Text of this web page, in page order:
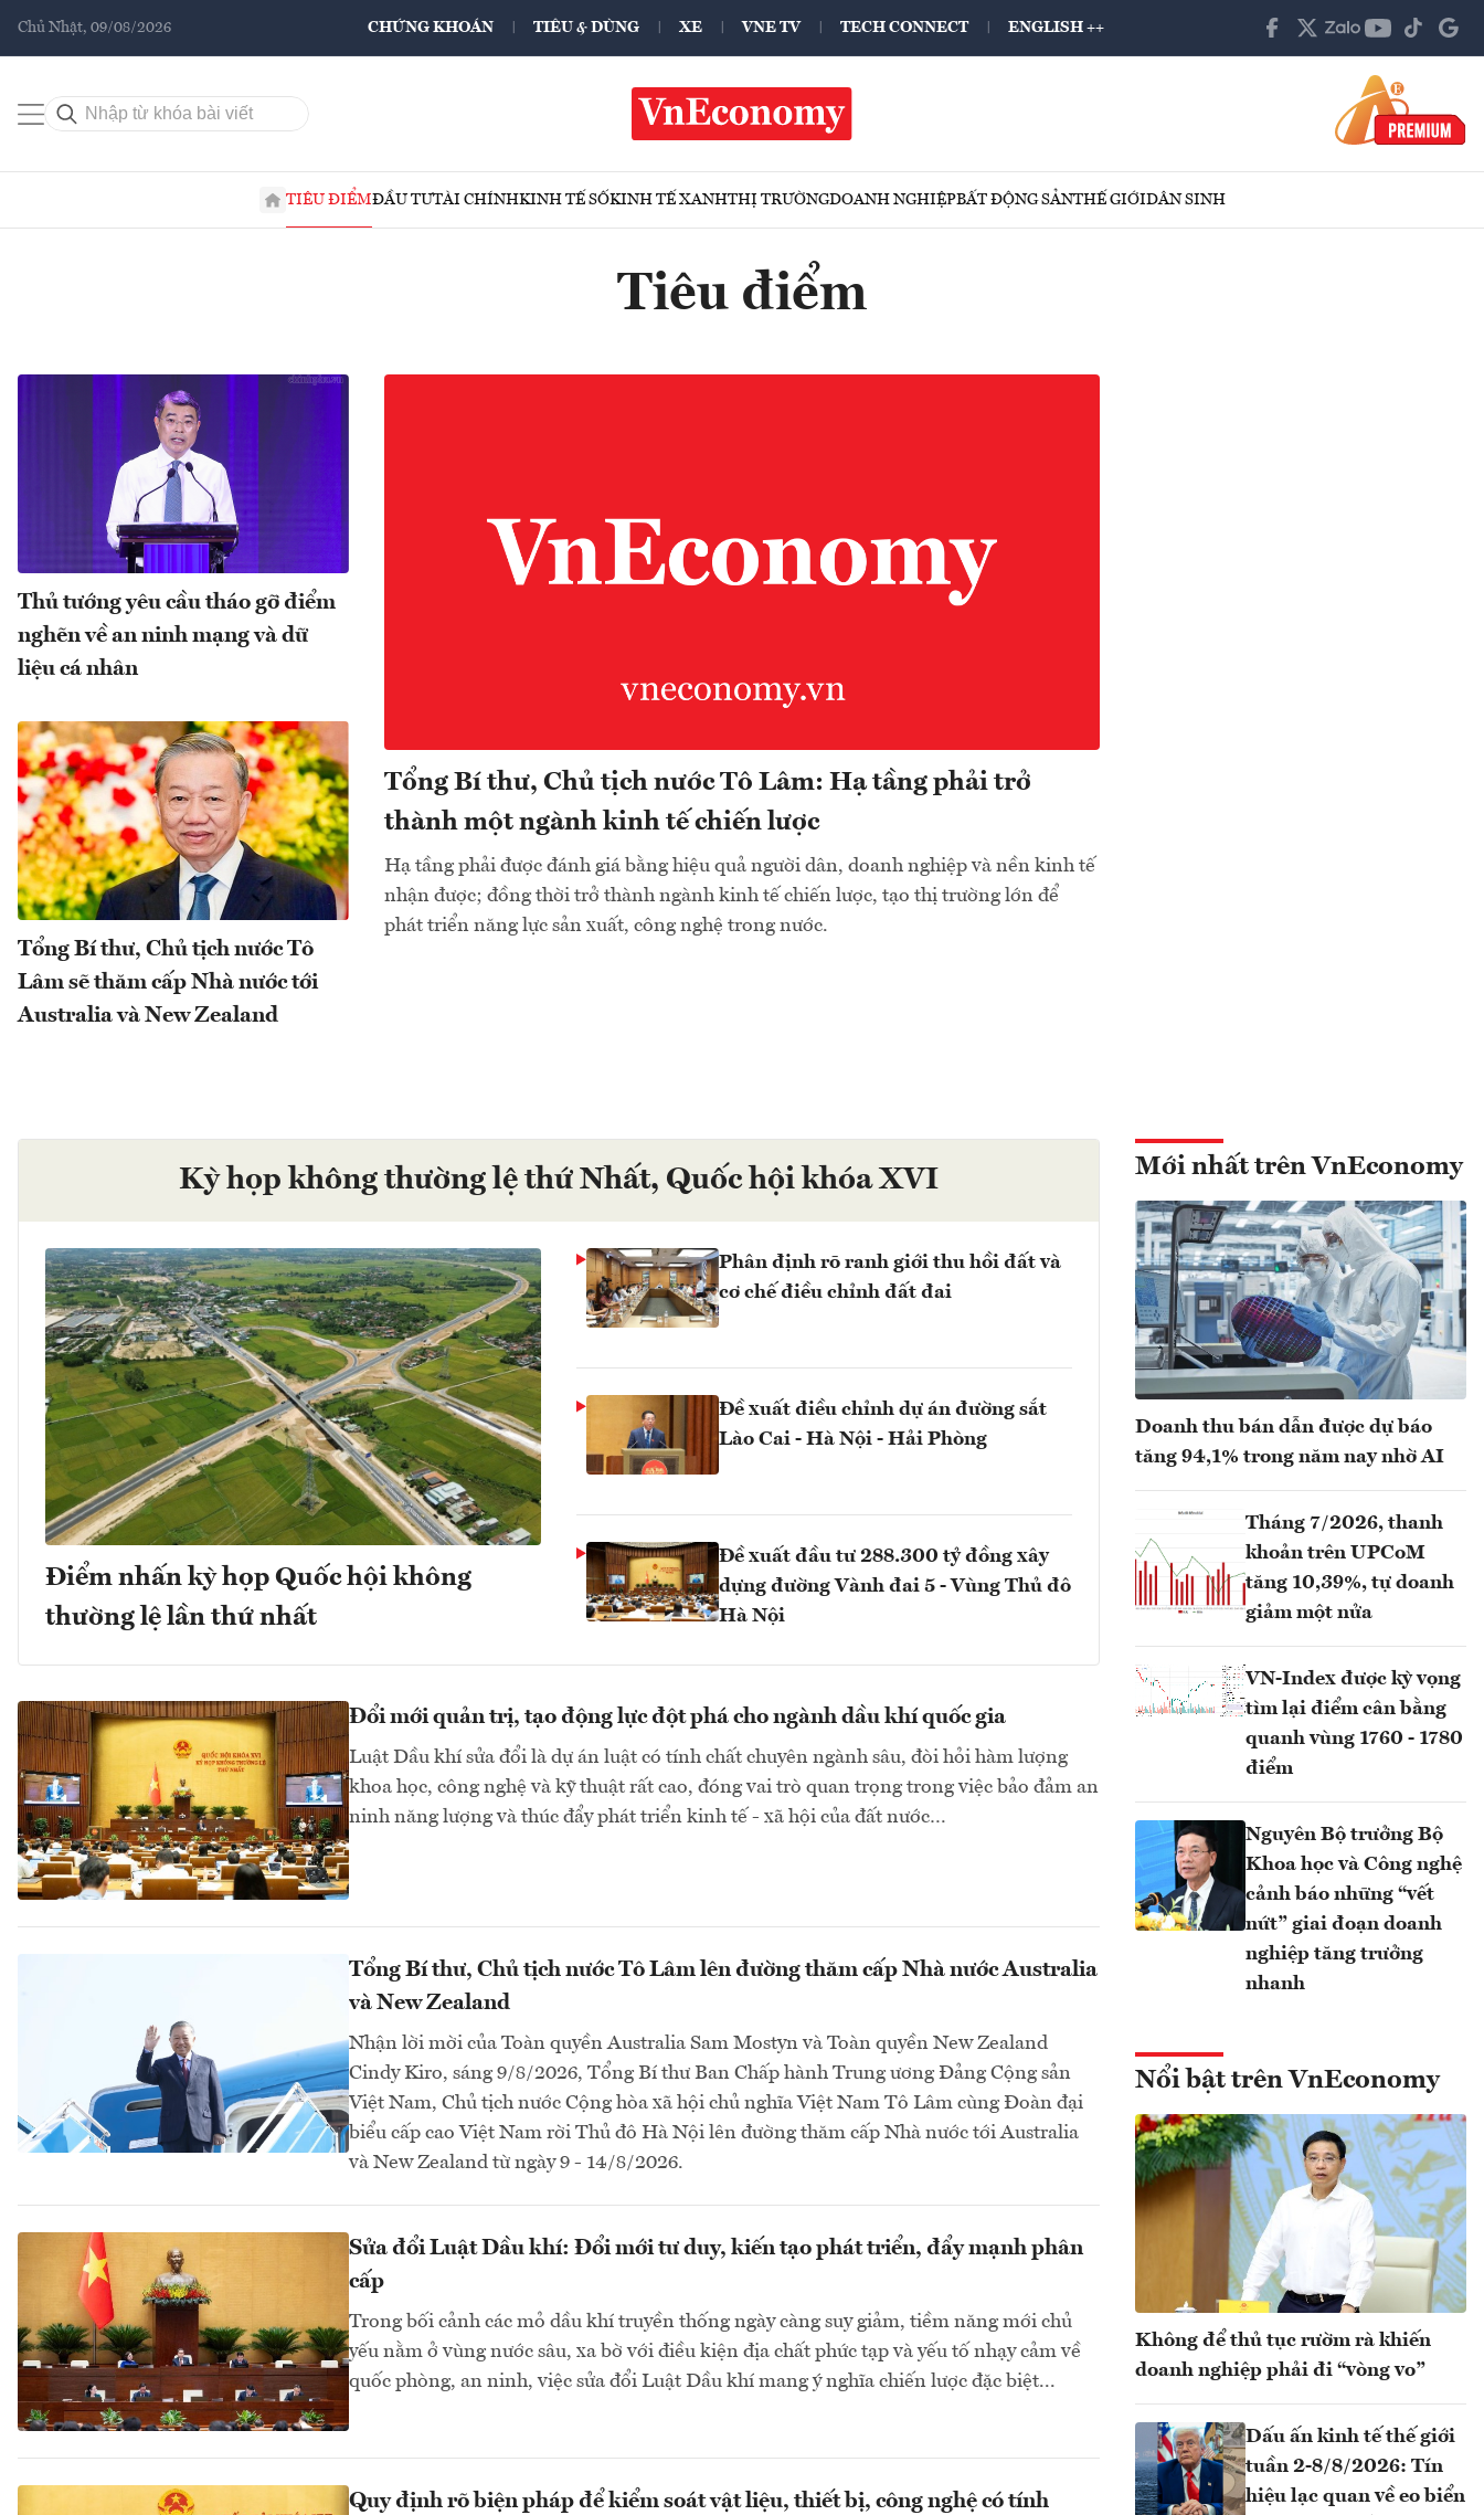
Chủ Nhật, 09/08/2026 CHỨNG KHOÁN TIÊU & DÙNG XE VNE TV TECH CONNECT ENGLISH ++
TIÊU ĐIỂMĐẦU TƯTÀI CHÍNHKINH TẾ SỐKINH TẾ XANHTHỊ TRƯỜNGDOANH NGHIỆPBẤT ĐỘNG SẢNTHẾ GIỚIDÂN SINH
Tiêu điểm
Tổng Bí thư, Chủ tịch nước Tô Lâm: Hạ tầng phải trở
thành một ngành kinh tế chiến lược
Hạ tầng phải được đánh giá bằng hiệu quả người dân, doanh nghiệp và nền kinh tế
nhận được; đồng thời trở thành ngành kinh tế chiến lược, tạo thị trường lớn để
phát triển năng lực sản xuất, công nghệ trong nước.
Thủ tướng yêu cầu tháo gỡ điểm
nghẽn về an ninh mạng và dữ
liệu cá nhân
Tổng Bí thư, Chủ tịch nước Tô
Lâm sẽ thăm cấp Nhà nước tới
Australia và New Zealand
Kỳ họp không thường lệ thứ Nhất, Quốc hội khóa XVI
Điểm nhấn kỳ họp Quốc hội không
thường lệ lần thứ nhất
Phân định rõ ranh giới thu hồi đất và
cơ chế điều chỉnh đất đai
Đề xuất điều chỉnh dự án đường sắt
Lào Cai - Hà Nội - Hải Phòng
Đề xuất đầu tư 288.300 tỷ đồng xây
dựng đường Vành đai 5 - Vùng Thủ đô
Hà Nội
Đổi mới quản trị, tạo động lực đột phá cho ngành dầu khí quốc gia
Luật Dầu khí sửa đổi là dự án luật có tính chất chuyên ngành sâu, đòi hỏi hàm lượng
khoa học, công nghệ và kỹ thuật rất cao, đóng vai trò quan trọng trong việc bảo đảm an
ninh năng lượng và thúc đẩy phát triển kinh tế - xã hội của đất nước…
Tổng Bí thư, Chủ tịch nước Tô Lâm lên đường thăm cấp Nhà nước Australia
và New Zealand
Nhận lời mời của Toàn quyền Australia Sam Mostyn và Toàn quyền New Zealand
Cindy Kiro, sáng 9/8/2026, Tổng Bí thư Ban Chấp hành Trung ương Đảng Cộng sản
Việt Nam, Chủ tịch nước Cộng hòa xã hội chủ nghĩa Việt Nam Tô Lâm cùng Đoàn đại
biểu cấp cao Việt Nam rời Thủ đô Hà Nội lên đường thăm cấp Nhà nước tới Australia
và New Zealand từ ngày 9 - 14/8/2026.
Sửa đổi Luật Dầu khí: Đổi mới tư duy, kiến tạo phát triển, đẩy mạnh phân
cấp
Trong bối cảnh các mỏ dầu khí truyền thống ngày càng suy giảm, tiềm năng mới chủ
yếu nằm ở vùng nước sâu, xa bờ với điều kiện địa chất phức tạp và yếu tố nhạy cảm về
quốc phòng, an ninh, việc sửa đổi Luật Dầu khí mang ý nghĩa chiến lược đặc biệt...
Quy định rõ biện pháp để kiểm soát vật liệu, thiết bị, công nghệ có tính
Mới nhất trên VnEconomy
Doanh thu bán dẫn được dự báo
tăng 94,1% trong năm nay nhờ AI
Tháng 7/2026, thanh
khoản trên UPCoM
tăng 10,39%, tự doanh
giảm một nửa
VN-Index được kỳ vọng
tìm lại điểm cân bằng
quanh vùng 1760 - 1780
điểm
Nguyên Bộ trưởng Bộ
Khoa học và Công nghệ
cảnh báo những “vết
nứt” giai đoạn doanh
nghiệp tăng trưởng
nhanh
Nổi bật trên VnEconomy
Không để thủ tục rườm rà khiến
doanh nghiệp phải đi “vòng vo”
Dấu ấn kinh tế thế giới
tuần 2-8/8/2026: Tín
hiệu lạc quan về eo biển